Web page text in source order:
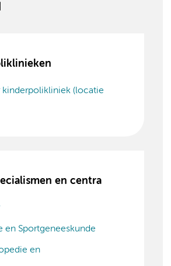
kinderpolikliniek (locatie
en centra
en Sportgeneeskunde
en